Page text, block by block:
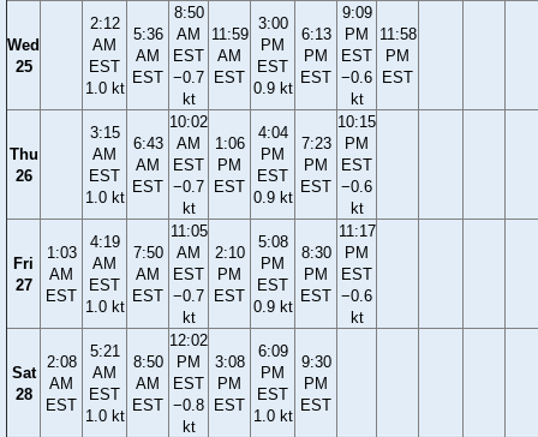
Wed
25
2:12
AM
EST
1.0 kt
5:36
AM
EST
8:50
AM
EST
−0.7
kt
11:59
AM
EST
3:00
PM
EST
0.9 kt
6:13
PM
EST
9:09
PM
EST
−0.6
kt
11:58
PM
EST
Thu
26
3:15
AM
EST
1.0 kt
6:43
AM
EST
10:02
AM
EST
−0.7
kt
1:06
PM
EST
4:04
PM
EST
0.9 kt
7:23
PM
EST
10:15
PM
EST
−0.6
kt
Fri
27
1:03
AM
EST
4:19
AM
EST
1.0 kt
7:50
AM
EST
11:05
AM
EST
−0.7
kt
2:10
PM
EST
5:08
PM
EST
0.9 kt
8:30
PM
EST
11:17
PM
EST
−0.6
kt
Sat
28
2:08
AM
EST
5:21
AM
EST
1.0 kt
8:50
AM
EST
12:02
PM
EST
−0.8
kt
3:08
PM
EST
6:09
PM
EST
1.0 kt
9:30
PM
EST